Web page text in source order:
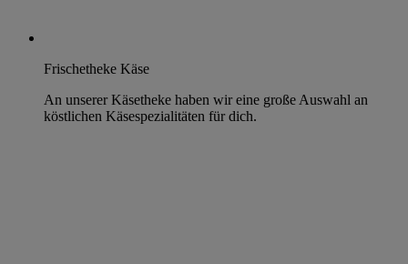
Frischetheke Käse
An unserer Käsetheke haben wir eine große Auswahl an
köstlichen Käsespezialitäten für dich.